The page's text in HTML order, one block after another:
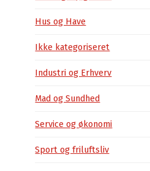
Hus og Have
Ikke kategoriseret
Industri og Erhverv
Mad og Sundhed
Service og økonomi
Sport og friluftsliv